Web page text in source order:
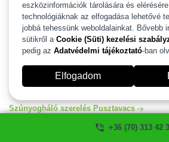
+36 (70) 313 42
Szúnyogháló szerelés Pusztavacs
Szúnyogháló szerelés Pusztavacs egész
kiszállással és 2 év gyártói garanciával.
és mi 2 heten belül felszereljük. Több, mint
állunk az Ön rendelkezésére. Szúnyogháló
Pusztavacs egész területén garanciával,
igénybe venni a segítségünket kérem hívjon
segítünk! szúnyogháló ablakra, ajtóra
Szúnyogháló szerelés Pusztavacs
eszközinformációk tárolására és
technológiáknak az elfogadása lehetővé
jobbá tehessünk weboldalainkat. Bővebb
sütikről a Cookie (Süti) kezelési
pedig az Adatvédelmi tájékoztató-ban
Elfogadom